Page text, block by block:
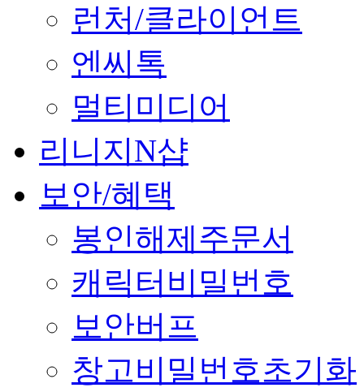
런처/클라이언트
엔씨톡
멀티미디어
리니지N샵
보안/혜택
봉인해제주문서
캐릭터비밀번호
보안버프
창고비밀번호초기화